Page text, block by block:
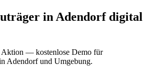
in Adendorf digital
Aktion — kostenlose Demo für
Adendorf und Umgebung.